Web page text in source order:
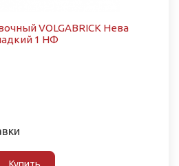
VOLGABRICK Нева
1 НФ
Купить